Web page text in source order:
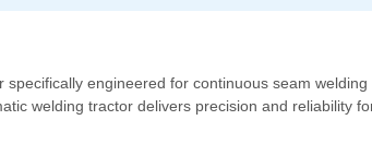
specifically engineered for continuous seam
welding tractor delivers precision and reliability